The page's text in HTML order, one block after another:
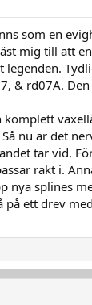
som en
mig till att
legenden.
& rd07A.
nu är det
tar vid.
rakt i.
nya splines
på ett drev